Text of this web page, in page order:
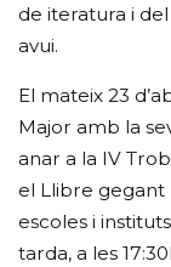
de iteratura i
avui.
El mateix 23
Major amb la
anar a la IV
el Llibre gegant
escoles i
tarda, a les